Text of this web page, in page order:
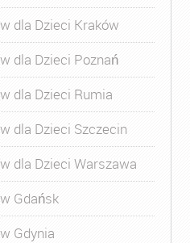
dla Dzieci Kraków
dla Dzieci Poznań
dla Dzieci Rumia
dla Dzieci Szczecin
dla Dzieci Warszawa
Gdańsk
Gdynia